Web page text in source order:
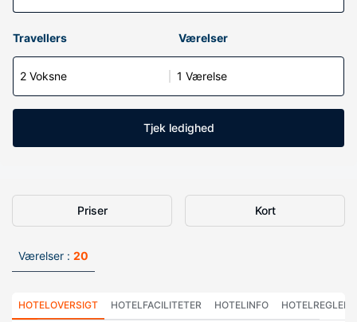
Travellers Værelser
2 Voksne 1 Værelse
Tjek ledighed
Priser Kort
Værelser : 20
HOTELOVERSIGT HOTELFACILITETER HOTELINFO HOTELREGLER